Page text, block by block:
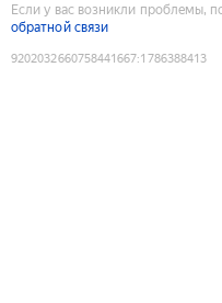
Если у вас возникли проблемы,
обратной связи
9202032660758441667:1786388413